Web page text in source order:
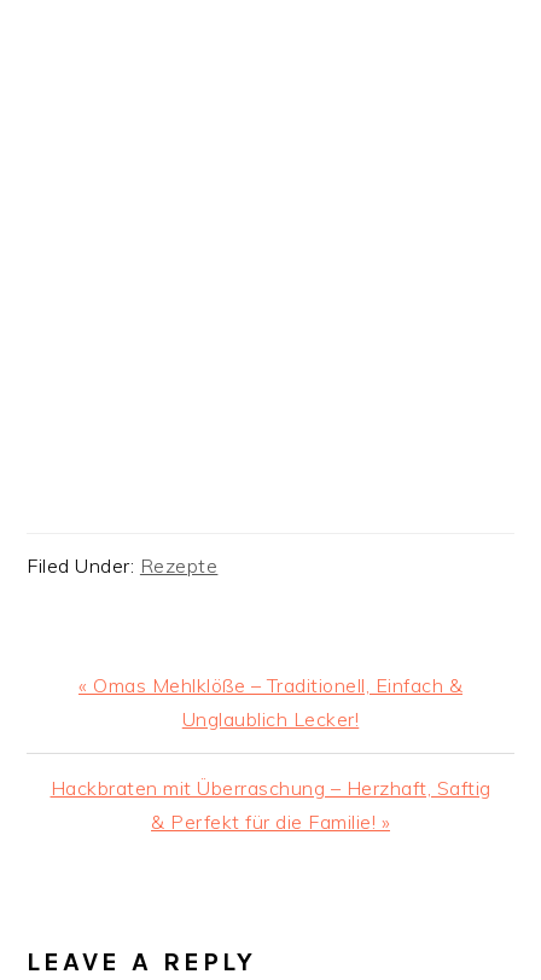
Filed Under: Rezepte
Previous
« Omas Mehlklöße – Traditionell, Einfach &
Unglaublich Lecker!
Next
Hackbraten mit Überraschung – Herzhaft, Saftig
& Perfekt für die Familie! »
INTERACTIONS
LEAVE A REPLY